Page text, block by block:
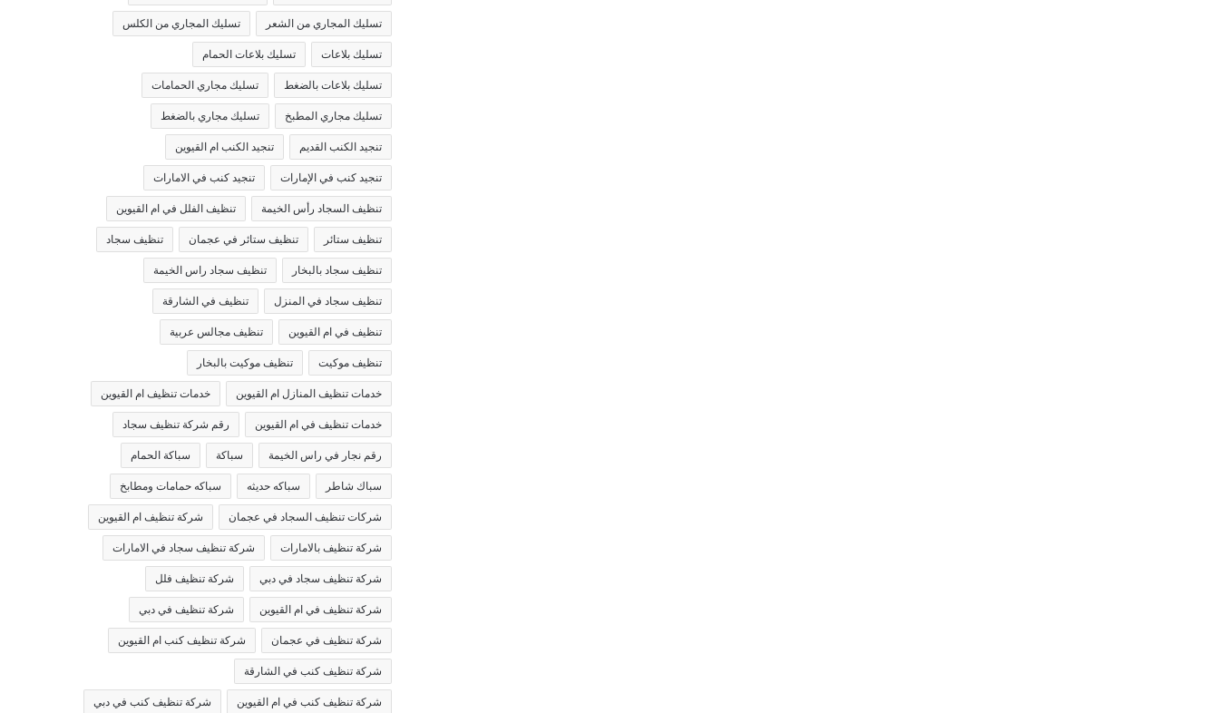
تسليك المجاري من الشعر تسليك المجاري من الكلس
تسليك بلاعات تسليك بلاعات الحمام
تسليك بلاعات بالضغط تسليك مجاري الحمامات
تسليك مجاري المطبخ تسليك مجاري بالضغط
تنجيد الكنب القديم تنجيد الكنب ام القيوين
تنجيد كنب في الإمارات تنجيد كنب في الامارات
تنظيف السجاد رأس الخيمة تنظيف الفلل في ام القيوين
تنظيف ستائر تنظيف ستائر في عجمان تنظيف سجاد
تنظيف سجاد بالبخار تنظيف سجاد راس الخيمة
تنظيف سجاد في المنزل تنظيف في الشارقة
تنظيف في ام القيوين تنظيف مجالس عربية
تنظيف موكيت تنظيف موكيت بالبخار
خدمات تنظيف المنازل ام القيوين خدمات تنظيف ام القيوين
خدمات تنظيف في ام القيوين رقم شركة تنظيف سجاد
رقم نجار في راس الخيمة سباكة سباكة الحمام
سباك شاطر سباكه حديثه سباكه حمامات ومطابخ
شركات تنظيف السجاد في عجمان شركة تنظيف ام القيوين
شركة تنظيف بالامارات شركة تنظيف سجاد في الامارات
شركة تنظيف سجاد في دبي شركة تنظيف فلل
شركة تنظيف في ام القيوين شركة تنظيف في دبي
شركة تنظيف في عجمان شركة تنظيف كنب ام القيوين
شركة تنظيف كنب في الشارقة
شركة تنظيف كنب في ام القيوين شركة تنظيف كنب في دبي